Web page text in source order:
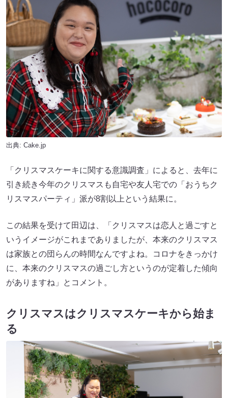
出典: Cake.jp
「クリスマスケーキに関する意識調査」によると、去年に
引き続き今年のクリスマスも自宅や友人宅での「おうちク
リスマスパーティ」派が8割以上という結果に。
この結果を受けて田辺は、「クリスマスは恋人と過ごすと
いうイメージがこれまでありましたが、本来のクリスマス
は家族との団らんの時間なんですよね。コロナをきっかけ
に、本来のクリスマスの過ごし方というのが定着した傾向
がありますね」とコメント。
クリスマスはクリスマスケーキから始ま
る